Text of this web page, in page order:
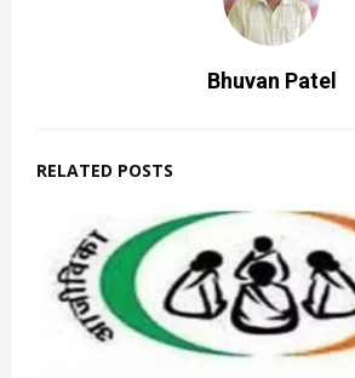
Bhuvan Patel
RELATED POSTS